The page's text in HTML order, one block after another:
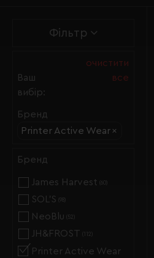
Фільтр
Ваш
вибір:
очистити
все
Бренд
Printer Active Wear×
Бренд
James Harvest (60)
SOL’S (98)
NeoBlu (52)
JH&FROST (112)
Printer Active Wear